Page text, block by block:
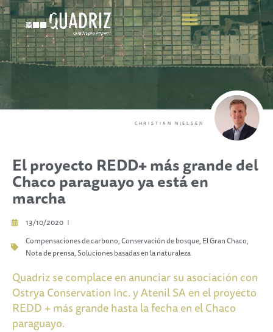
CHRISTIAN NIELSEN
El proyecto REDD+ más grande del
Chaco paraguayo ya está en
marcha
13/10/2020
Compensaciones de carbono,Conservación de bosque, El Gran Chaco,
Nota de prensa,Soluciones basadas en la naturaleza
Quadriz se complace en anunciar su asociación con
Ostrya Conservation Inc. y Atenil SA en el proyecto
REDD + más grande hasta la fecha en el Chaco
paraguayo.